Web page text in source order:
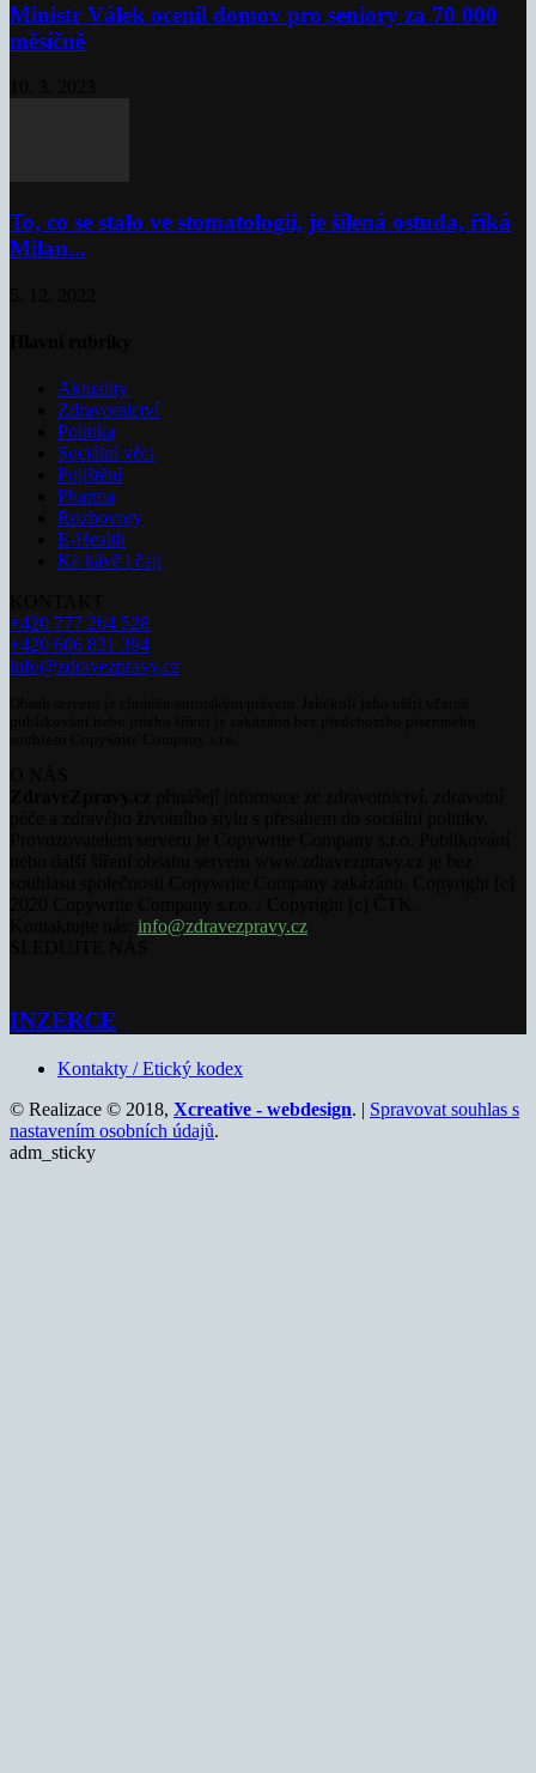
Ministr Válek ocenil domov pro seniory za 70 000
měsíčně
To, co se stalo ve stomatologii, je šílená ostuda, říká
Milan...
Aktuality
Zdravotnictví
Politika
Sociální věci
Pojištění
Pharma
Rozhovory
E-Health
Ke kávě i čaji
+420 777 264 528
+420 606 831 394
info@zdravezpravy.cz
info@zdravezpravy.cz
INZERCE
Kontakty / Etický kodex
© Realizace © 2018, Xcreative - webdesign. | Spravovat souhlas s
nastavením osobních údajů.
adm_sticky